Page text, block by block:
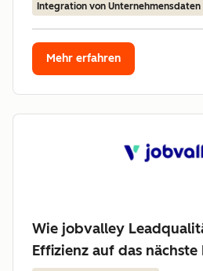
Integration von Unternehmensdaten
Mehr erfahren
Wie jobvalley
Effizienz auf das